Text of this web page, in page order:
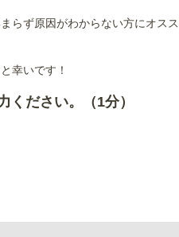
らず原因がわからない方にオスス
幸いです！
ください。（1分）